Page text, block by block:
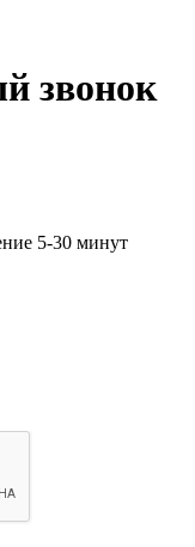
звонок
5-30 минут